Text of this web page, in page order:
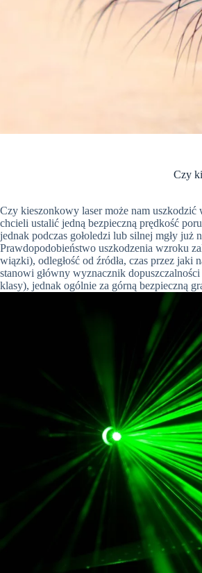
Czy
Czy kieszonkowy laser może nam
chcieli ustalić jedną bezpieczną prędkość
jednak podczas gołoledzi lub silnej mgły już
Prawdopodobieństwo uszkodzenia wzroku
wiązki), odległość od źródła, czas przez jaki
stanowi główny wyznacznik
klasy), jednak ogólnie za górną bezpieczną